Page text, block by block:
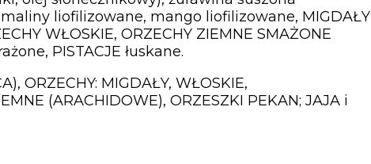
liofilizowane, mango liofilizowane, MIGDAŁY
WŁOSKIE, ORZECHY ZIEMNE SMAŻONE
PISTACJE łuskane.
ORZECHY: MIGDAŁY, WŁOSKIE,
(ARACHIDOWE), ORZESZKI PEKAN; JAJA i